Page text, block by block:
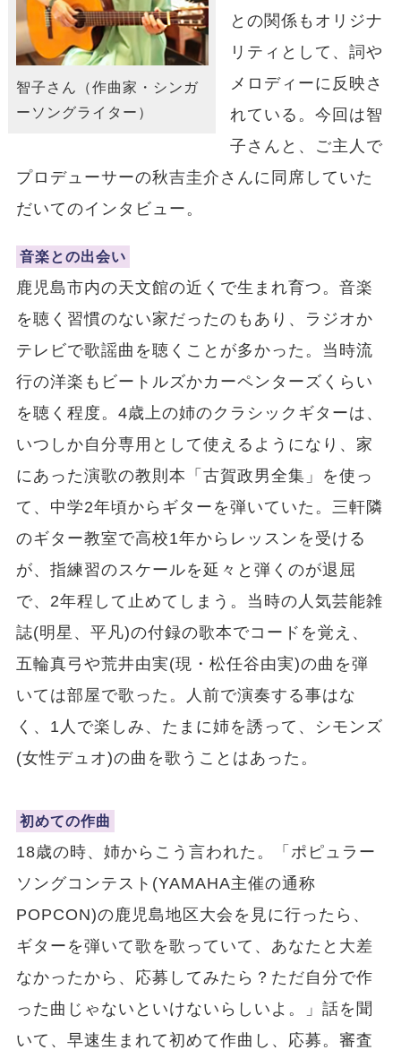
智子さん（作曲家・シンガ
ーソングライター）
との関係もオリジナ
リティとして、詞や
メロディーに反映さ
れている。今回は智
子さんと、ご主人で
プロデューサーの秋吉圭介さんに同席していた
だいてのインタビュー。
音楽との出会い
鹿児島市内の天文館の近くで生まれ育つ。音楽
を聴く習慣のない家だったのもあり、ラジオか
テレビで歌謡曲を聴くことが多かった。当時流
行の洋楽もビートルズかカーペンターズくらい
を聴く程度。4歳上の姉のクラシックギターは、
いつしか自分専用として使えるようになり、家
にあった演歌の教則本「古賀政男全集」を使っ
て、中学2年頃からギターを弾いていた。三軒隣
のギター教室で高校1年からレッスンを受ける
が、指練習のスケールを延々と弾くのが退屈
で、2年程して止めてしまう。当時の人気芸能雑
誌(明星、平凡)の付録の歌本でコードを覚え、
五輪真弓や荒井由実(現・松任谷由実)の曲を弾
いては部屋で歌った。人前で演奏する事はな
く、1人で楽しみ、たまに姉を誘って、シモンズ
(女性デュオ)の曲を歌うことはあった。
初めての作曲
18歳の時、姉からこう言われた。「ポピュラー
ソングコンテスト(YAMAHA主催の通称
POPCON)の鹿児島地区大会を見に行ったら、
ギターを弾いて歌を歌っていて、あなたと大差
なかったから、応募してみたら？ただ自分で作
った曲じゃないといけないらしいよ。」話を聞
いて、早速生まれて初めて作曲し、応募。審査